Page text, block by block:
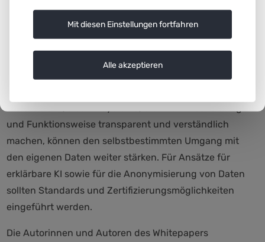
nennen sie technische Ansätze, die nicht direkt beim KI-
Modell ansetzen, wie den Einsatz von Personal
Information Management Systemen (PIMS) oder
und Funktionsweise transparent und verständlich
machen, können den selbstbestimmten Umgang mit
den eigenen Daten weiter stärken. Für Ansätze für
erklärbare KI sowie für die Anonymisierung von Daten
sollten Standards und Zertifizierungsmöglichkeiten
eingeführt werden.
Die Autorinnen und Autoren des Whitepapers
Mit diesen Einstellungen fortfahren
Alle akzeptieren